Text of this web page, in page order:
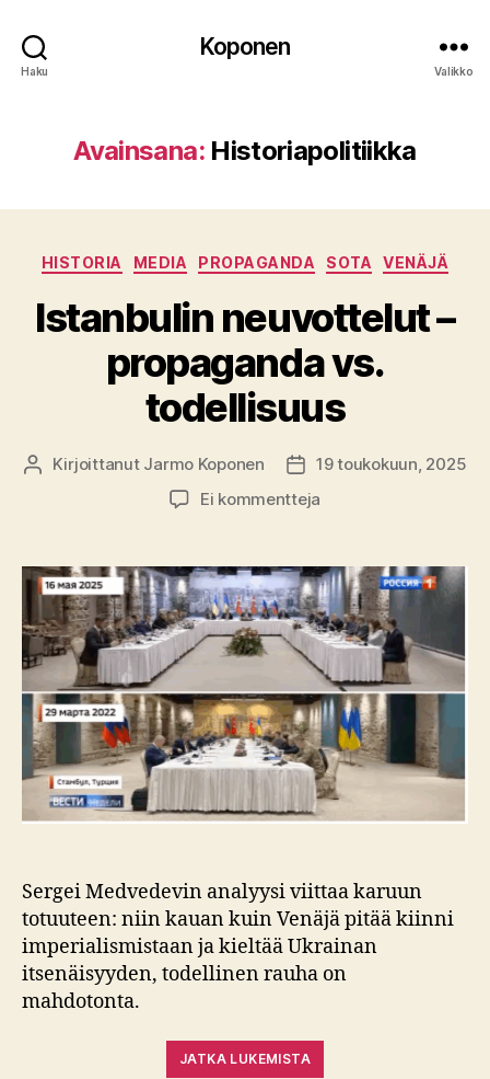
Haku
Koponen
Valikko
Avainsana: Historiapolitiikka
Kategoriat
HISTORIA MEDIA PROPAGANDA SOTA VENÄJÄ
Istanbulin neuvottelut –
propaganda vs.
todellisuus
Kirjoittaja
Kirjoittanut Jarmo Koponen Julkaisupäivämäärä
19 toukokuun, 2025
Ei kommentteja
–
propaganda
vs.
todellisuus
Sergei Medvedevin analyysi viittaa karuun
totuuteen: niin kauan kuin Venäjä pitää kiinni
imperialismistaan ja kieltää Ukrainan
itsenäisyyden, todellinen rauha on
mahdotonta.
JATKA LUKEMISTA